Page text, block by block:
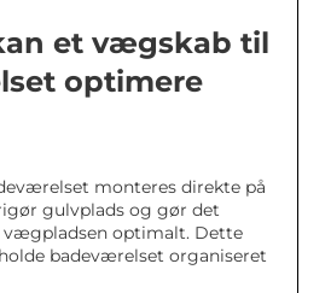
et vægskab til
optimere
monteres direkte på
gulvplads og gør det
optimalt. Dette
badeværelset organiseret